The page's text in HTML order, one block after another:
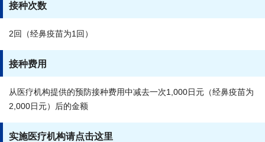
接种次数
2回（经鼻疫苗为1回）
接种费用
从医疗机构提供的预防接种费用中减去一次1,000日元（经鼻疫苗为
2,000日元）后的金额
实施医疗机构请点击这里